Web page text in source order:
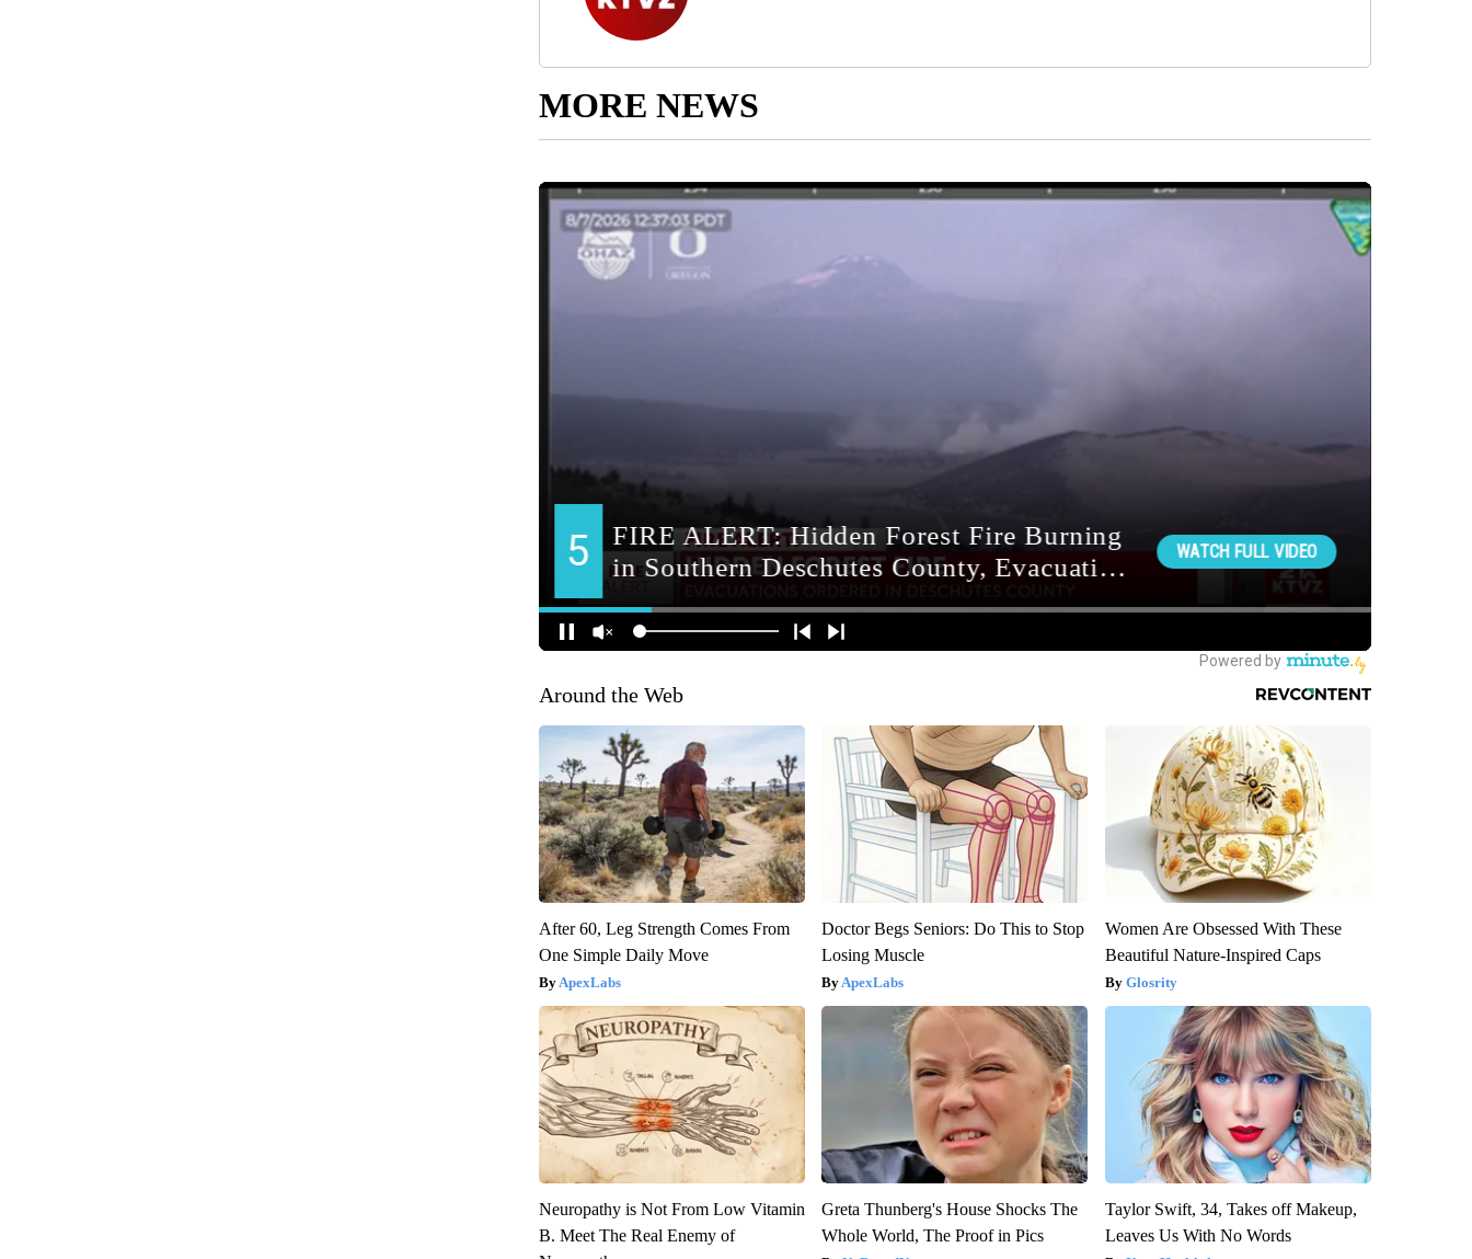
MORE NEWS
Around the Web
After 60, Leg Strength Comes From
One Simple Daily Move
ApexLabs
Doctor Begs Seniors: Do This to Stop
Losing Muscle
ApexLabs
Women Are Obsessed With These
Beautiful Nature-Inspired Caps
Glosrity
Neuropathy is Not From Low Vitamin
B. Meet The Real Enemy of
Greta Thunberg's House Shocks The
Whole World, The Proof in Pics
Taylor Swift, 34, Takes off Makeup,
Leaves Us With No Words